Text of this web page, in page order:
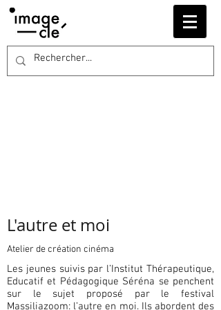
L'autre et moi
Atelier de création cinéma
Les jeunes suivis par l’Institut Thérapeutique,
Educatif et Pédagogique Séréna se penchent
sur le sujet proposé par le festival
Massiliazoom: l’autre en moi. Ils abordent des